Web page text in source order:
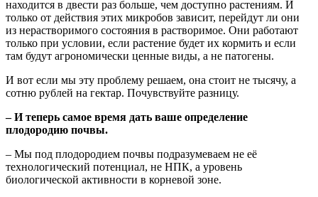
находится в двести раз больше, чем доступно растениям. И
только от действия этих микробов зависит, перейдут ли они
из нерастворимого состояния в растворимое. Они работают
только при условии, если растение будет их кормить и если
там будут агрономически ценные виды, а не патогены.
И вот если мы эту проблему решаем, она стоит не тысячу, а
сотню рублей на гектар. Почувствуйте разницу.
– И теперь самое время дать ваше определение
плодородию почвы.
– Мы под плодородием почвы подразумеваем не её
технологический потенциал, не НПК, а уровень
биологической активности в корневой зоне.